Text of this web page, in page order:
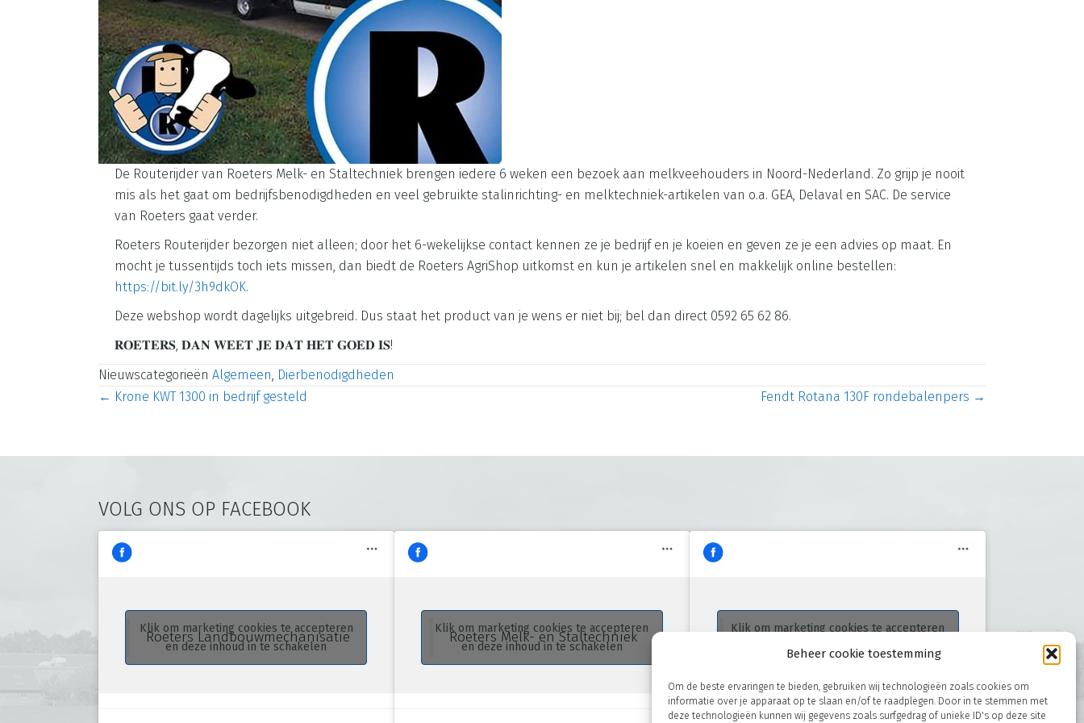
Beheer cookie toestemming
Om de beste ervaringen te bieden, gebruiken wij technologieën zoals cookies om
informatie over je apparaat op te slaan en/of te raadplegen. Door in te stemmen met
deze technologieën kunnen wij gegevens zoals surfgedrag of unieke ID's op deze site
De Routerijder van Roeters Melk- en Staltechniek brengen iedere 6 weken een bezoek aan melkveehouders in Noord-Nederland. Zo grijp je nooit
mis als het gaat om bedrijfsbenodigdheden en veel gebruikte stalinrichting- en melktechniek-artikelen van o.a. GEA, Delaval en SAC. De service
van Roeters gaat verder.
Roeters Routerijder bezorgen niet alleen; door het 6-wekelijkse contact kennen ze je bedrijf en je koeien en geven ze je een advies op maat. En
mocht je tussentijds toch iets missen, dan biedt de Roeters AgriShop uitkomst en kun je artikelen snel en makkelijk online bestellen:
https://bit.ly/3h9dkOK.
Deze webshop wordt dagelijks uitgebreid. Dus staat het product van je wens er niet bij; bel dan direct 0592 65 62 86.
𝐑𝐎𝐄𝐓𝐄𝐑𝐒, 𝐃𝐀𝐍 𝐖𝐄𝐄𝐓 𝐉𝐄 𝐃𝐀𝐓 𝐇𝐄𝐓 𝐆𝐎𝐄𝐃 𝐈𝐒!
Nieuwscategorieën Algemeen, Dierbenodigdheden
Posts
← Krone KWT 1300 in bedrijf gesteld Fendt Rotana 130F rondebalenpers →
VOLG ONS OP FACEBOOK
Roeters Landbouwmechanisatie
Klik om marketing cookies te accepteren
en deze inhoud in te schakelen
Roeters Melk- en Staltechniek
Klik om marketing cookies te accepteren
en deze inhoud in te schakelen
Roeters Tuin- en Parkmachines
Klik om marketing cookies te accepteren
en deze inhoud in te schakelen